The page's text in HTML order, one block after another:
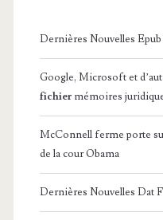
Dernières Nouvelles
Google, Microsoft et
fichier mémoires
McConnell ferme porte
de la cour Obama
Dernières Nouvelles Dat